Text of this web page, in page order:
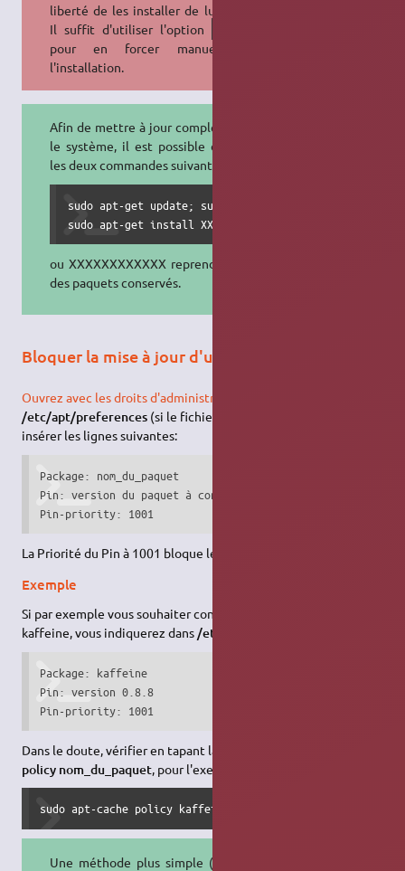
liberté de les installer de lui-même.
Il suffit d'utiliser l'option
pour en forcer manuellement
l'installation.
Afin de mettre à jour complètement
le système, il est possible d'utiliser
les deux commandes suivantes :
sudo apt-get update; sudo apt-get install linux-
sudo apt-get install XXXXXXXXXXXX; sudo apt-get
ou XXXXXXXXXXXX reprend la liste
des paquets conservés.
Bloquer la mise à jour d'un paquet
Ouvrez avec les droits d'administration
/etc/apt/preferences (si le fichier n'existe pas, le créer) pour y
insérer les lignes suivantes:
Package: nom_du_paquet
Pin: version du paquet à conserver
Pin-priority: 1001
La Priorité du Pin à 1001 bloque les futures mises à jour
Exemple
Si par exemple vous souhaiter conserver la version 0.8.8 de
kaffeine, vous indiquerez dans/etc/apt/preferences
Package: kaffeine
Pin: version 0.8.8
Pin-priority: 1001
Dans le doute, vérifier en tapant la commande
policy nom_du_paquet, pour l'exemple du paquet kaffeine
sudo apt-cache policy kaffeine
Une méthode plus simple (toujours